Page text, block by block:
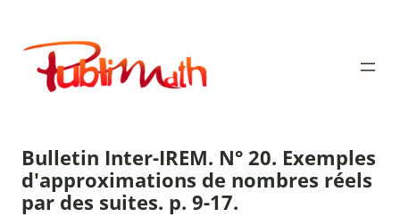
contenu
Publimath
Bulletin Inter-IREM. N° 20. Exemples
d'approximations de nombres réels
par des suites. p. 9-17.